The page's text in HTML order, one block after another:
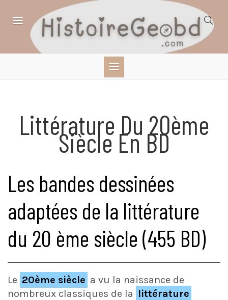
SCIENCES,
LITTÉRATURE EN
Littérature Du 20ème
Siècle En BD
Les bandes dessinées
adaptées de la littérature
du 20 ème siècle (455 BD)
Le 20ème siècle a vu la naissance de
nombreux classiques de la littérature